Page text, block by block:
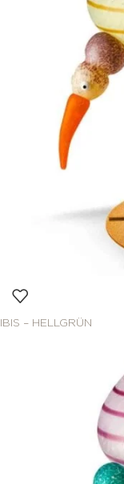
IBIS – HELLGRÜN